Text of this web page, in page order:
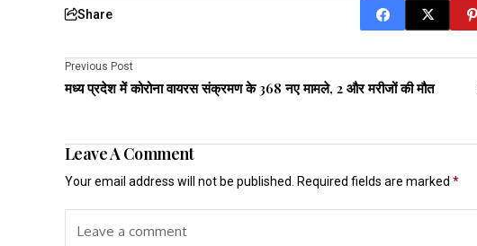
Share
Previous Post
मध्य प्रदेश में कोरोना वायरस संक्रमण के 368 नए मामले, 2 और मरीजों की मौत
Leave A Comment
Your email address will not be published. Required fields are marked *